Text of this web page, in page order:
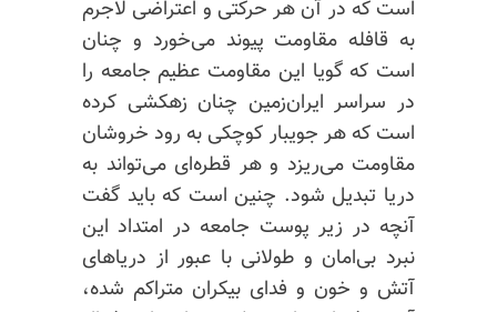
است که در آن هر حرکتی و اعتراضی لاجرم
به قافله مقاومت پیوند می‌خورد و چنان
است که گویا این مقاومت عظیم جامعه را
در سراسر ایران‌زمین چنان زهکشی کرده
است که هر جویبار کوچکی به رود خروشان
مقاومت می‌ریزد و هر قطره‌ای می‌تواند به
دریا تبدیل شود. چنین است که باید گفت
آنچه در زیر پوست جامعه در امتداد این
نبرد بی‌امان و طولانی با عبور از دریاهای
آتش و خون و فدای بیکران متراکم شده،